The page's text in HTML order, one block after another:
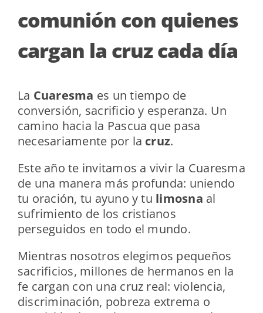
comunión con quienes
cargan la cruz cada día
La Cuaresma es un tiempo de
conversión, sacrificio y esperanza. Un
camino hacia la Pascua que pasa
necesariamente por la cruz.
Este año te invitamos a vivir la Cuaresma
de una manera más profunda: uniendo
tu oración, tu ayuno y tu limosna al
sufrimiento de los cristianos
perseguidos en todo el mundo.
Mientras nosotros elegimos pequeños
sacrificios, millones de hermanos en la
fe cargan con una cruz real: violencia,
discriminación, pobreza extrema o